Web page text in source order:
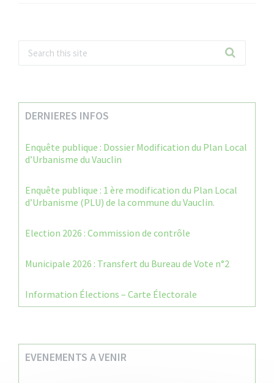
DERNIERES INFOS
Enquête publique : Dossier Modification du Plan Local
d’Urbanisme du Vauclin
Enquête publique : 1 ère modification du Plan Local
d’Urbanisme (PLU) de la commune du Vauclin.
Election 2026 : Commission de contrôle
Municipale 2026 : Transfert du Bureau de Vote n°2
Information Élections – Carte Électorale
EVENEMENTS A VENIR